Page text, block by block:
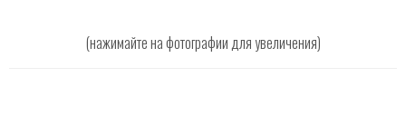
(нажимайте на фотографии для увеличения)